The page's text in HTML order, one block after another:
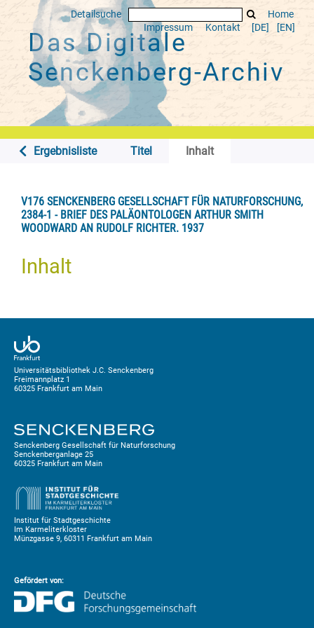
Detailsuche
Home
Impressum
Kontakt [DE] [EN]
Das Digitale
Senckenberg-Archiv
Ergebnisliste Titel Inhalt
V176 SENCKENBERG GESELLSCHAFT FÜR NATURFORSCHUNG,
2384-1 - BRIEF DES PALÄONTOLOGEN ARTHUR SMITH
WOODWARD AN RUDOLF RICHTER. 1937
Inhalt
Universitätsbibliothek J.C. Senckenberg
Freimannplatz 1
60325 Frankfurt am Main
Senckenberg Gesellschaft für Naturforschung
Senckenberganlage 25
60325 Frankfurt am Main
Institut für Stadtgeschichte
Im Karmeliterkloster
Münzgasse 9, 60311 Frankfurt am Main
Gefördert von: